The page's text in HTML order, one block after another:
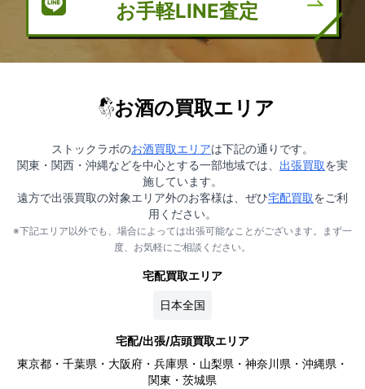
お手軽LINE査定
お酒の買取エリア
ストックラボのお酒買取エリアは下記の通りです。
関東・関西・沖縄などを中心とする一部地域では、 出張買取を実
施しています。
遠方で出張買取の対象エリア外のお客様は、ぜひ宅配買取をご利
用ください。
※下記エリア以外でも、場合によっては出張可能なことがございます。まず一
度、お気軽にご相談ください。
宅配買取エリア
日本全国
宅配/出張/店頭買取エリア
東京都・千葉県・大阪府・兵庫県・山梨県・神奈川県・沖縄県・
関東・茨城県